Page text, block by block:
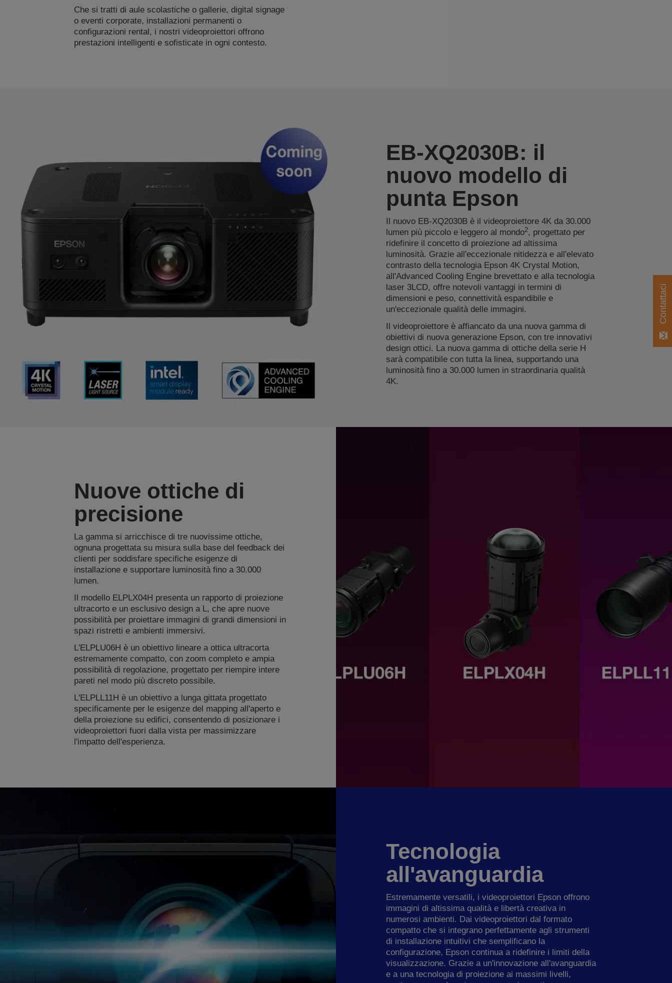
Che si tratti di aule scolastiche o gallerie, digital signage
o eventi corporate, installazioni permanenti o
configurazioni rental, i nostri videoproiettori offrono
prestazioni intelligenti e sofisticate in ogni contesto.
EB-XQ2030B: il
nuovo modello di
punta Epson
Il nuovo EB-XQ2030B è il videoproiettore 4K da 30.000
lumen più piccolo e leggero al mondo2, progettato per
ridefinire il concetto di proiezione ad altissima
luminosità. Grazie all'eccezionale nitidezza e all'elevato
contrasto della tecnologia Epson 4K Crystal Motion,
all'Advanced Cooling Engine brevettato e alla tecnologia
laser 3LCD, offre notevoli vantaggi in termini di
dimensioni e peso, connettività espandibile e
un'eccezionale qualità delle immagini.
Il videoproiettore è affiancato da una nuova gamma di
obiettivi di nuova generazione Epson, con tre innovativi
design ottici. La nuova gamma di ottiche della serie H
sarà compatibile con tutta la linea, supportando una
luminosità fino a 30.000 lumen in straordinaria qualità
4K.
Nuove ottiche di
precisione
La gamma si arricchisce di tre nuovissime ottiche,
ognuna progettata su misura sulla base del feedback dei
clienti per soddisfare specifiche esigenze di
installazione e supportare luminosità fino a 30.000
lumen.
Il modello ELPLX04H presenta un rapporto di proiezione
ultracorto e un esclusivo design a L, che apre nuove
possibilità per proiettare immagini di grandi dimensioni in
spazi ristretti e ambienti immersivi.
L'ELPLU06H è un obiettivo lineare a ottica ultracorta
estremamente compatto, con zoom completo e ampia
possibilità di regolazione, progettato per riempire intere
pareti nel modo più discreto possibile.
L'ELPLL11H è un obiettivo a lunga gittata progettato
specificamente per le esigenze del mapping all'aperto e
della proiezione su edifici, consentendo di posizionare i
videoproiettori fuori dalla vista per massimizzare
l'impatto dell'esperienza.
Tecnologia
all'avanguardia
Estremamente versatili, i videoproiettori Epson offrono
immagini di altissima qualità e libertà creativa in
numerosi ambienti. Dai videoproiettori dal formato
compatto che si integrano perfettamente agli strumenti
di installazione intuitivi che semplificano la
configurazione, Epson continua a ridefinire i limiti della
visualizzazione. Grazie a un'innovazione all'avanguardia
e a una tecnologia di proiezione ai massimi livelli,
Contattaci